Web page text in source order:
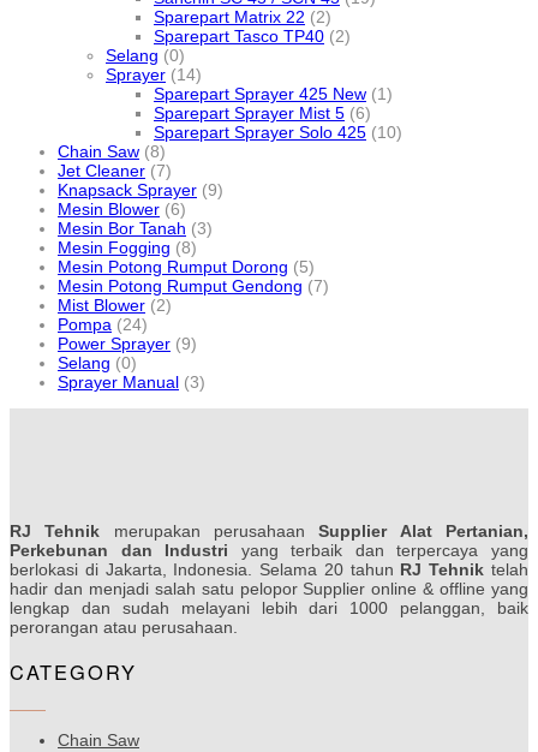
Sparepart Matrix 22 (2)
Sparepart Tasco TP40 (2)
Selang (0)
Sprayer (14)
Sparepart Sprayer 425 New (1)
Sparepart Sprayer Mist 5 (6)
Sparepart Sprayer Solo 425 (10)
Chain Saw (8)
Jet Cleaner (7)
Knapsack Sprayer (9)
Mesin Blower (6)
Mesin Bor Tanah (3)
Mesin Fogging (8)
Mesin Potong Rumput Dorong (5)
Mesin Potong Rumput Gendong (7)
Mist Blower (2)
Pompa (24)
Power Sprayer (9)
Selang (0)
Sprayer Manual (3)
RJ Tehnik merupakan perusahaanSupplier Alat Pertanian,
Perkebunan dan Industri yang terbaik dan terpercaya yang
berlokasi di Jakarta, Indonesia. Selama 20 tahun RJ Tehnik telah
hadir dan menjadi salah satu pelopor Supplier online & offline yang
lengkap dan sudah melayani lebih dari 1000 pelanggan, baik
perorangan atau perusahaan.
CATEGORY
Chain Saw